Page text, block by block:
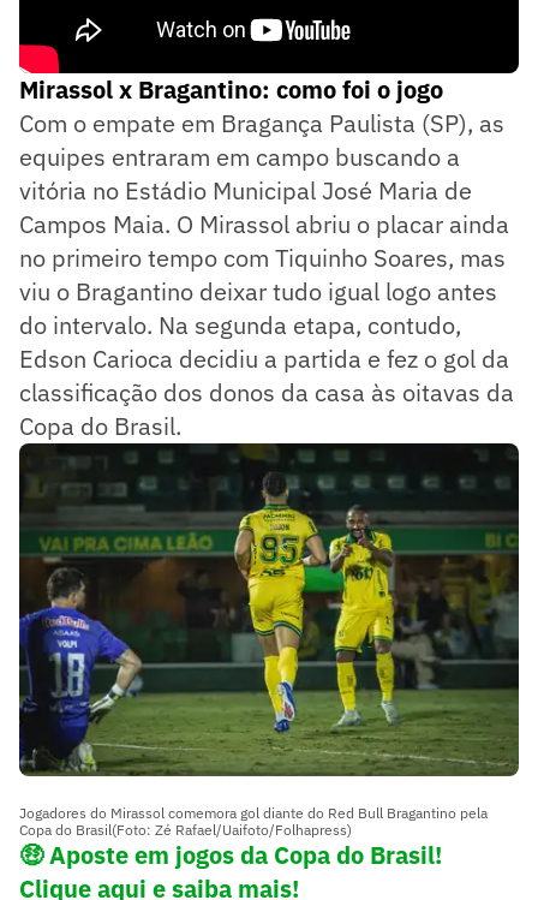
Mirassol x Bragantino: como foi o jogo
Com o empate em Bragança Paulista (SP), as
equipes entraram em campo buscando a
vitória no Estádio Municipal José Maria de
Campos Maia. O Mirassol abriu o placar ainda
no primeiro tempo com Tiquinho Soares, mas
viu o Bragantino deixar tudo igual logo antes
do intervalo. Na segunda etapa, contudo,
Edson Carioca decidiu a partida e fez o gol da
classificação dos donos da casa às oitavas da
Copa do Brasil.
Jogadores do Mirassol comemora gol diante do Red Bull Bragantino pela
Copa do Brasil(Foto: Zé Rafael/Uaifoto/Folhapress)
🤑Aposte em jogos da Copa do Brasil!
Clique aqui e saiba mais!